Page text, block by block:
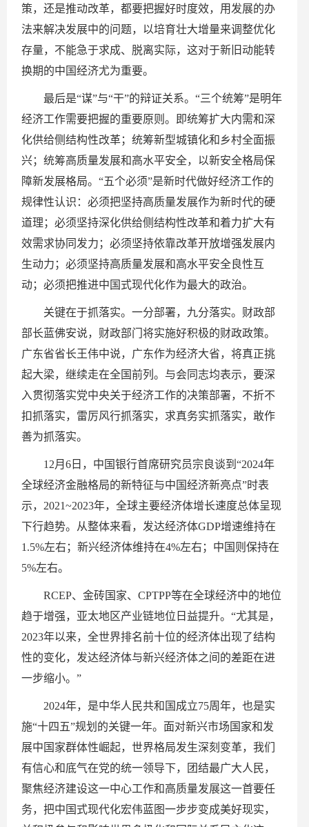
策，还是推动改革，都要把握好时度效，用发展的办
法来解决发展中的问题，以培育壮大增量来调整优化
存量，不能急于求成、脱离实际，这对于新旧动能转
换期的中国经济尤为重要。
最后是“谋”与“干”的辩证关系。“三个统筹”是明年
经济工作需要把握的重要原则。即统筹扩大内需和深
化供给侧结构性改革；统筹新型城镇化和乡村全面振
兴；统筹高质量发展和高水平安全，以新安全格局保
障新发展格局。“五个必须”是新时代做好经济工作的
规律性认识：必须把坚持高质量发展作为新时代的硬
道理；必须坚持深化供给侧结构性改革和着力扩大有
效需求协同发力；必须坚持依靠改革开放增强发展内
生动力；必须坚持高质量发展和高水平安全良性互
动；必须把推进中国式现代化作为最大的政治。
关键在于抓落实。一分部署，九分落实。财政部
部长蓝佛安说，财政部门将实施好积极的财政政策。
广东省省长王伟中说，广东作为经济大省，将真正挑
起大梁，继续走在全国前列。与会同志均表示，要深
入贯彻落实党中央关于经济工作的决策部署，不折不
扣抓落实，雷厉风行抓落实，求真务实抓落实，敢作
善为抓落实。
12月6日，中国银行首席研究员宗良谈到“2024年
全球经济金融格局的新特征与中国经济新亮点”时表
示，2021~2023年，全球主要经济体增长速度总体呈现
下行趋势。从整体来看，发达经济体GDP增速维持在
1.5%左右；新兴经济体维持在4%左右；中国则保持在
5%左右。
RCEP、金砖国家、CPTPP等在全球经济中的地位
趋于增强，亚太地区产业链地位日益提升。“尤其是，
2023年以来，全世界排名前十位的经济体出现了结构
性的变化，发达经济体与新兴经济体之间的差距在进
一步缩小。”
2024年，是中华人民共和国成立75周年，也是实
施“十四五”规划的关键一年。面对新兴市场国家和发
展中国家群体性崛起，世界格局发生深刻变革，我们
有信心和底气在党的统一领导下，团结最广大人民，
聚焦经济建设这一中心工作和高质量发展这一首要任
务，把中国式现代化宏伟蓝图一步步变成美好现实，